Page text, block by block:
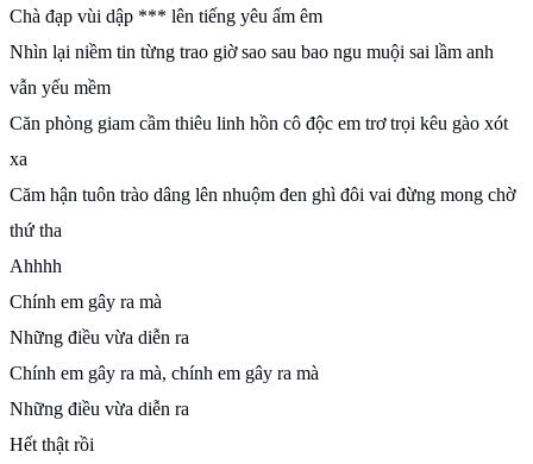
Chà đạp vùi dập *** lên tiếng yêu ấm êm
Nhìn lại niềm tin từng trao giờ sao sau bao ngu muội sai lầm anh
vẫn yếu mềm
Căn phòng giam cầm thiêu linh hồn cô độc em trơ trọi kêu gào xót
xa
Căm hận tuôn trào dâng lên nhuộm đen ghì đôi vai đừng mong chờ
thứ tha
Ahhhh
Chính em gây ra mà
Những điều vừa diễn ra
Chính em gây ra mà, chính em gây ra mà
Những điều vừa diễn ra
Hết thật rồi